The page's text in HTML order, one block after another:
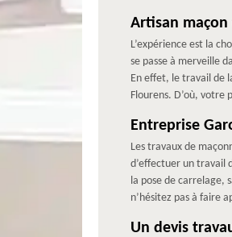
Artisan
L’expérience est la
se passe à merveille
En effet, le travail de
Flourens. D’où,
Entreprise
Les travaux de
d’effectuer un travail
la pose de carrelage,
n’hésitez pas à faire
Un devis